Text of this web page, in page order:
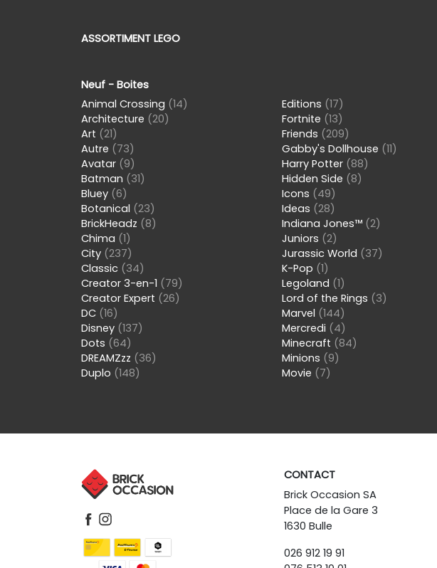
ASSORTIMENT LEGO
Neuf - Boites
Animal Crossing (14)
Architecture (20)
Art (21)
Autre (73)
Avatar (9)
Batman (31)
Bluey (6)
Botanical (23)
BrickHeadz (8)
Chima (1)
City (237)
Classic (34)
Creator 3-en-1 (79)
Creator Expert (26)
DC (16)
Disney (137)
Dots (64)
DREAMZzz (36)
Duplo (148)
Editions (17)
Fortnite (13)
Friends (209)
Gabby's Dollhouse (11)
Harry Potter (88)
Hidden Side (8)
Icons (49)
Ideas (28)
Indiana Jones™ (2)
Juniors (2)
Jurassic World (37)
K-Pop (1)
Legoland (1)
Lord of the Rings (3)
Marvel (144)
Mercredi (4)
Minecraft (84)
Minions (9)
Movie (7)
CONTACT
Brick Occasion SA
Place de la Gare 3
1630 Bulle
026 912 19 91